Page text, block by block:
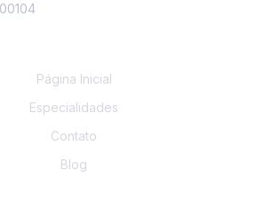
Página Inicial
Especialidades
Contato
Blog